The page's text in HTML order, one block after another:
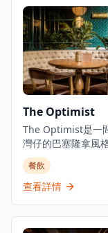
以優質食材呈獻高
料理，提供卓越的
料理體驗。主要菜
三和敘御膳系列，
法國鴨肝伴美國安
柳御膳（HK$268
西京味噌銀鱈魚御
理。結合高級料理與
元素，三和敘致力
人提供頂級的日式
驗。
The Optimist
The Optimist是一
灣仔的巴塞隆拿風
及西班牙烤肉餐廳，
三層，提供正宗慷慨
班牙北部用餐體驗。
食，採用免服務費
餐飲
查看詳情